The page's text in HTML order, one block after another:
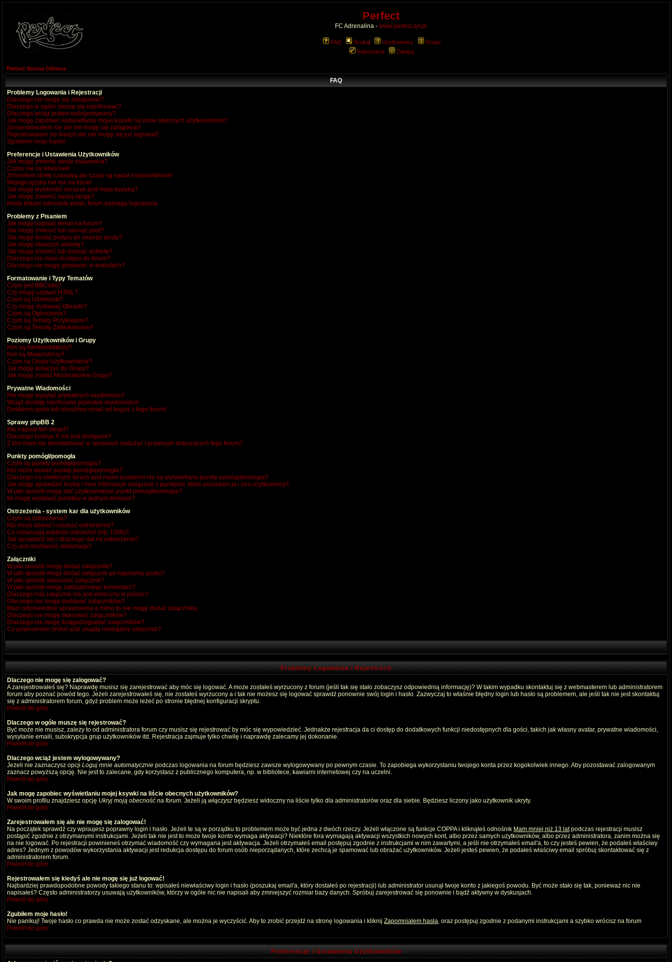
Perfect
FC Adrenalina - www.perfect.art.pl
FAQ Szukaj Użytkownicy
Grupy
Rejestracja
Zaloguj
Perfect Strona Główna
FAQ
Problemy Logowania i Rejestracji
Dlaczego nie mogę się zalogować?
Dlaczego w ogóle muszę się rejestrować?
Dlaczego wciąż jestem wylogowywany?
Jak mogę zapobiec wyświetlaniu mojej ksywki na liście obecnych użytkowników?
Zarejestrowałem się ale nie mogę się zalogować!
Rejestrowałem się kiedyś ale nie mogę się już logować!
Zgubiłem moje hasło!
Preferencje i Ustawienia Użytkowników
Jak mogę zmienić swoje ustawienia?
Czasy nie są właściwe!
Zmieniłem strefę czasową ale czasy są nadal nieprawidłowe!
Mojego języka nie ma na liście!
Jak mogę wyświetlić obrazek pod moją ksywką?
Jak mogę zmienić swoją rangę?
Kiedy klikam odnośnik email, forum wymaga logowania
Problemy z Pisaniem
Jak mogę napisać temat na forum?
Jak mogę zmienić lub usunąć post?
Jak mogę dodać podpis do mojego postu?
Jak mogę utworzyć ankietę?
Jak mogę zmienić lub usunąć ankietę?
Dlaczego nie mam dostępu do forum?
Dlaczego nie mogę głosować w ankietach?
Formatowanie i Typy Tematów
Czym jest BBCode?
Czy mogę używać HTML?
Czym są Uśmieszki?
Czy mogę dodawać Obrazki?
Czym są Ogłoszenia?
Czym są Tematy Przyklejone?
Czym są Tematy Zablokowane?
Poziomy Użytkowników i Grupy
Kim są Administratorzy?
Kim są Moderatorzy?
Czym są Grupy Użytkowników?
Jak mogę dołączyć do Grupy?
Jak mogę zostać Moderatorem Grupy?
Prywatne Wiadomości
Nie mogę wysyłać prywatnych wiadomości!
Wciąż dostaję niechciane prywatne wiadomości!
Dostałem spam lub obraźliwy email od kogoś z tego forum!
Sprawy phpBB 2
Kto napisał ten skrypt?
Dlaczego funkcja X nie jest dostępna?
Z kim mam się skontaktować w sprawach nadużyć i prawnych dotyczących tego forum?
Punkty pomógł/pomogła
Czym są punkty pomógł/pomogła?
Kto może dawać punkty pomógł/pomogła?
Dlaczego na niektórych forach pod moim avatarem nie są wyświetlane punkty pomógł/pomogła?
Jak mogę sprawdzić liczbę i inne informacje związane z punktami, które posiadam ja i inni użytkownicy?
W jaki sposób mogę dać użytkownikowi punkt pomógł/pomogła?
Ile mogę wystawić punktów w jednym temacie?
Ostrzeżenia - system kar dla użytkowników
Czym są ostrzeżenia?
Kto może dawać i usuwać ostrzeżenia?
Co oznaczają wartości ostrzeżeń (np. 1/3/6)?
Jak sprawdzić kto i dlaczego dał mi ostrzeżenie?
Czy jest możliwość reklamacji?
Załączniki
W jaki sposób mogę dodać załączniki?
W jaki sposób mogę dodać załącznik po napisaniu postu?
W jaki sposób skasować załącznik?
W jaki sposób mogę zaktualizować komentarz?
Dlaczego mój załącznik nie jest widoczny w poście?
Dlaczego nie mogę dodawać załączników?
Mam odpowiednie uprawnienia a mimo to nie mogę dodać załącznika.
Dlaczego nie mogę skasować załączników?
Dlaczego nie mogę ściągać/ogladać załączników?
Co powinienem zrobić jeśli znajdę nielegalny załącznik?
Problemy Logowania i Rejestracji
Dlaczego nie mogę się zalogować?
A zarejestrowałeś się? Naprawdę musisz się zarejestrować aby móc się logować. A może zostałeś wyrzucony z forum (jeśli tak się stało zobaczysz odpowiednią informację)? W takim wypadku skontaktuj się z webmasterem lub administratorem
forum aby poznać powód tego. Jeżeli zarejestrowałeś się, nie zostałeś wyrzucony a i tak nie możesz się logować sprawdź ponownie swój login i hasło. Zazwyczaj to właśnie błędny login lub hasło są problemem, ale jeśli tak nie jest skontaktuj
się z administratorem forum, gdyż problem może leżeć po stronie błędnej konfiguracji skryptu.
Powrót do góry
Dlaczego w ogóle muszę się rejestrować?
Być może nie musisz, zależy to od administratora forum czy musisz się rejestrować by móc się wypowiedzieć. Jednakże rejestracja da ci dostęp do dodatkowych funkcji niedostępnych dla gości, takich jak własny avatar, prywatne wiadomości,
wysyłanie emaili, subskrypcja grup użytkowników itd. Rejestracja zajmuje tylko chwilę i naprawdę zalecamy jej dokonanie.
Powrót do góry
Dlaczego wciąż jestem wylogowywany?
Jeżeli nie zaznaczysz opcji Loguj mnie automatycznie podczas logowania na forum będziesz zawsze wylogowywany po pewnym czasie. To zapobiega wykorzystaniu twojego konta przez kogokolwiek innego. Aby pozostawać zalogowanym
zaznacz powyższą opcję. Nie jest to zalecane, gdy korzystasz z publicznego komputera, np. w bibliotece, kawiarni internetowej czy na uczelni.
Powrót do góry
Jak mogę zapobiec wyświetlaniu mojej ksywki na liście obecnych użytkowników?
W swoim profilu znajdziesz opcję Ukryj moją obecność na forum. Jeżeli ją włączysz będziesz widoczny na liście tylko dla administratorów oraz dla siebie. Będziesz liczony jako użytkownik ukryty.
Powrót do góry
Zarejestrowałem się ale nie mogę się zalogować!
Na początek sprawdź czy wpisujesz poprawny login i hasło. Jeżeli te są w porządku to problemem może być jedna z dwóch rzeczy. Jeżeli włączone są funkcje COPPA i kliknąłeś odnośnik Mam mniej niż 13 latpodczas rejestracji musisz
postąpić zgodnie z otrzymanymi instrukcjami. Jeżeli tak nie jest to może twoje konto wymaga aktywacji? Niektóre fora wymagają aktywacji wszystkich nowych kont, albo przez samych użytkowników, albo przez administratora, zanim można się
na nie logować. Po rejestracji powinieneś otrzymać wiadomość czy wymagana jest aktywacja. Jeżeli otrzymałeś email postępuj zgodnie z instrukcjami w nim zawartymi, a jeśli nie otrzymałeś email'a, to czy jesteś pewien, że podałeś właściwy
adres? Jednym z powodów wykorzystania aktywacji jest redukcja dostępu do forum osób nieporządanych, które zechcą je spamować lub obrażać użytkowników. Jeżeli jesteś pewien, że podałeś właściwy email spróbuj skontaktować się z
administratorem forum.
Powrót do góry
Rejestrowałem się kiedyś ale nie mogę się już logować!
Najbardziej prawdopodobne powody takiego stanu to: wpisałeś niewłaściwy login i hasło (poszukaj email'a, który dostałeś po rejestracji) lub administrator usunął twoje konto z jakiegoś powodu. Być może stało się tak, ponieważ nic nie
napisałeś? Często administratorzy usuwają użytkowników, którzy w ogóle nic nie napisali aby zmniejszyć rozmiar bazy danych. Spróbuj zarejestrować się ponownie i bądź aktywny w dyskusjach.
Powrót do góry
Zgubiłem moje hasło!
Nie panikuj! Twoje hasło co prawda nie może zostać odzyskane, ale można je wyczyścić. Aby to zrobić przejdź na stronę logowania i kliknij Zapomniałem hasła, oraz postępuj zgodnie z podanymi instrukcjami a szybko wrócisz na forum
Powrót do góry
Preferencje i Ustawienia Użytkowników